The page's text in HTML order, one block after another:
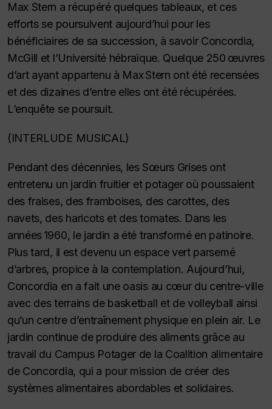
Max Stern a récupéré quelques tableaux, et ces
efforts se poursuivent aujourd’hui pour les
bénéficiaires de sa succession, à savoir Concordia,
McGill et l’Université hébraïque. Quelque 250 œuvres
d’art ayant appartenu à Max Stern ont été recensées
et des dizaines d’entre elles ont été récupérées.
L’enquête se poursuit.
(INTERLUDE MUSICAL)
Pendant des décennies, les Sœurs Grises ont
entretenu un jardin fruitier et potager où poussaient
des fraises, des framboises, des carottes, des
navets, des haricots et des tomates. Dans les
années 1960, le jardin a été transformé en patinoire.
Plus tard, il est devenu un espace vert parsemé
d’arbres, propice à la contemplation. Aujourd’hui,
Concordia en a fait une oasis au cœur du centre-ville
avec des terrains de basketball et de volleyball ainsi
qu’un centre d’entraînement physique en plein air. Le
jardin continue de produire des aliments grâce au
travail du Campus Potager de la Coalition alimentaire
de Concordia, qui a pour mission de créer des
systèmes alimentaires abordables et solidaires.